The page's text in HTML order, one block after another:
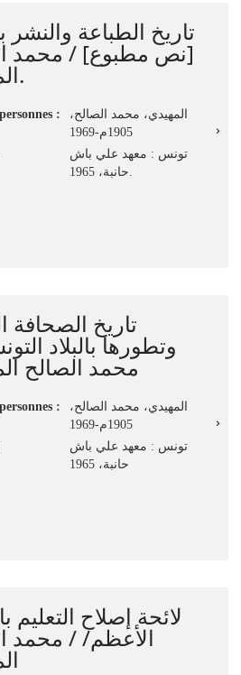
تاريخ الطباعة
[نص مطبوع] / محمد
المهيدي.
:
المهيدي، محمد الصالح،
1905م-1969
تونس : معهد علي باش
حانبة، 1965.
تاريخ الصحافة
وتطورها بالبلاد
محمد الصالح
:
المهيدي، محمد الصالح،
1905م-1969
تونس : معهد علي باش
حانبة، 1965
لائحة إصلاح التعليم
الأعظم/ / محمد